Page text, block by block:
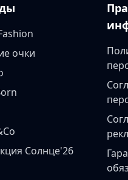
очки
Солнце'26